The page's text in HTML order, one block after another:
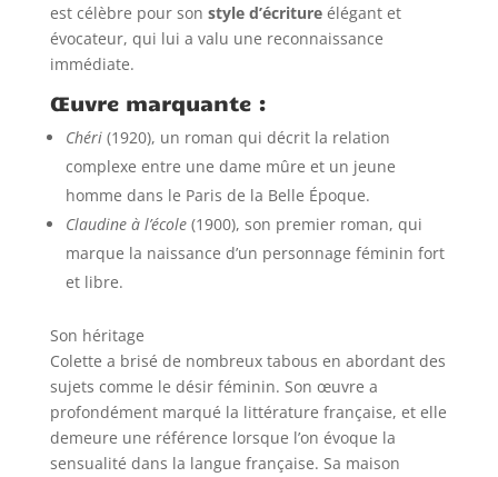
est célèbre pour son style d’écritureélégant et
évocateur, qui lui a valu une reconnaissance
immédiate.
Œuvre marquante :
Chéri(1920), un roman qui décrit la relation
complexe entre une dame mûre et un jeune
homme dans le Paris de la Belle Époque.
Claudine à l’école(1900), son premier roman, qui
marque la naissance d’un personnage féminin fort
et libre.
Son héritage
Colette a brisé de nombreux tabous en abordant des
sujets comme le désir féminin. Son œuvre a
profondément marqué la littérature française, et elle
demeure une référence lorsque l’on évoque la
sensualité dans la langue française. Sa maison